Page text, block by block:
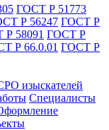
ГОСТ Р 51773
Р 56247 ГОСТ Р
58091 ГОСТ Р
Р 66.0.01 ГОСТ Р
изыскателей
Специалисты